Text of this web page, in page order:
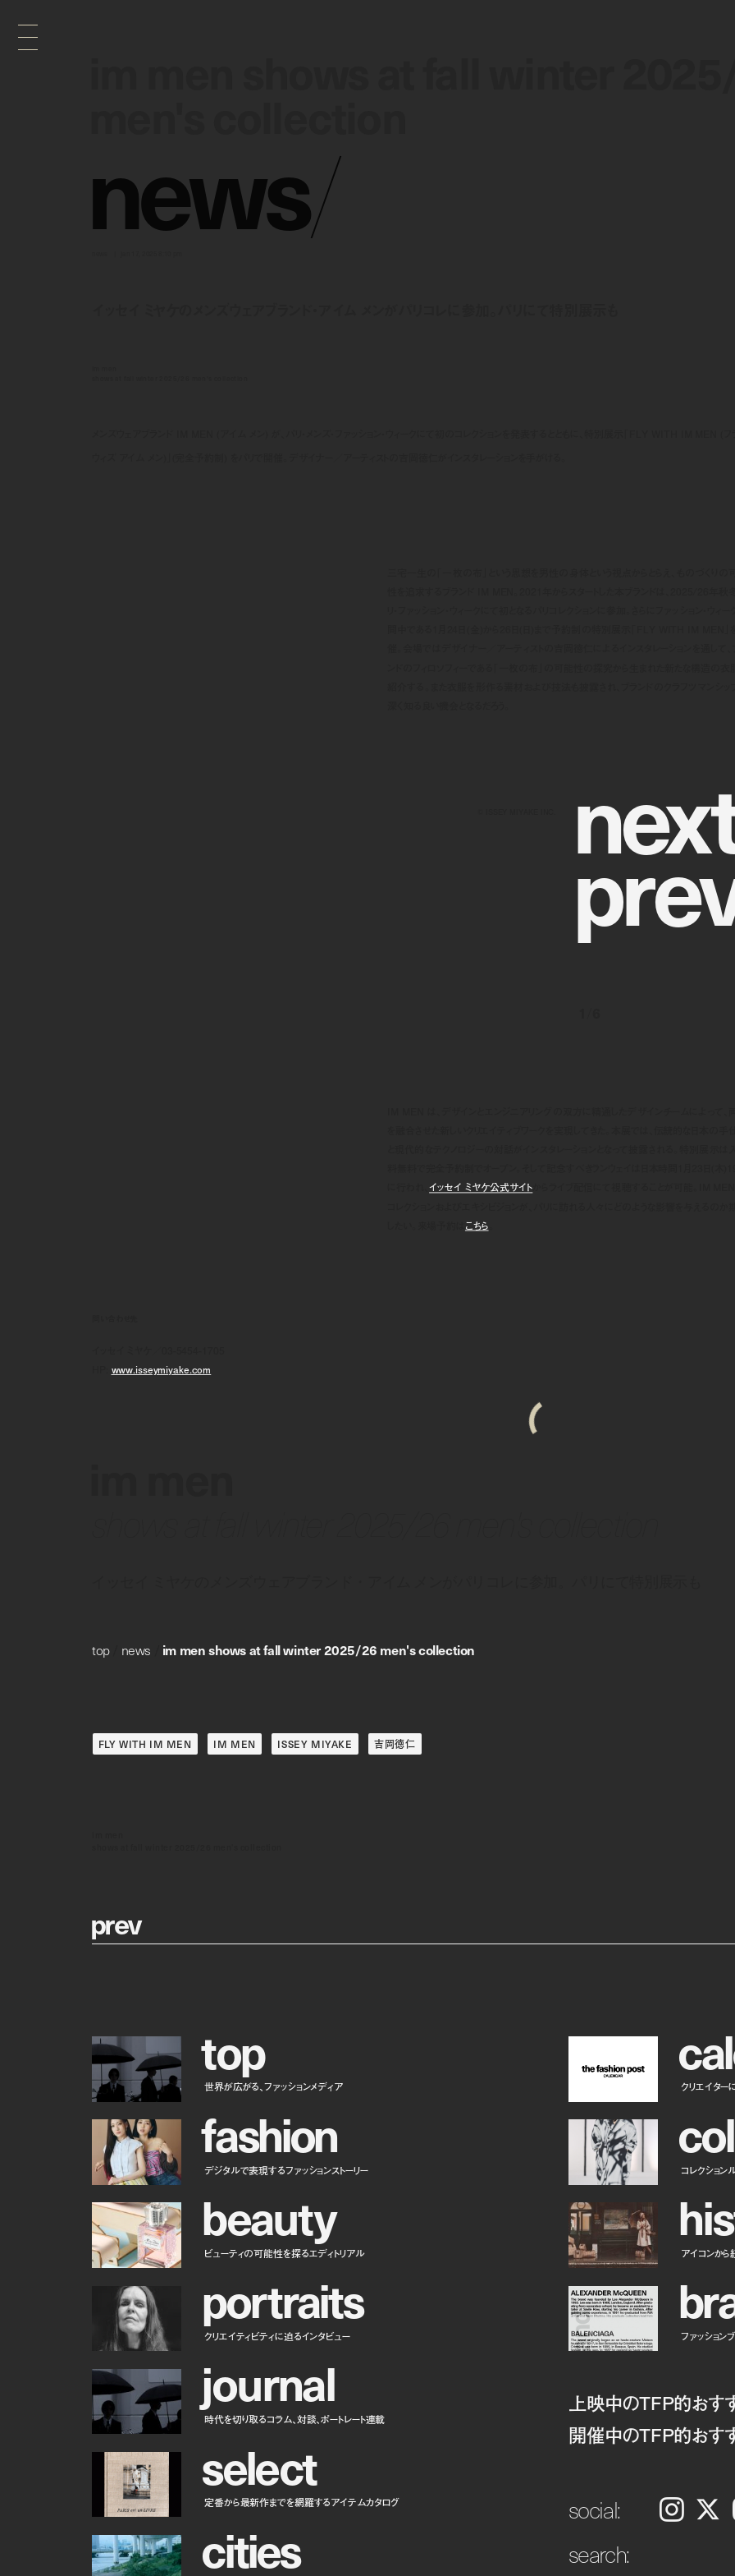
news/
nex
pre
に行われ、イッセイ ミヤケ公式サイト
こちら
www.isseymiyake.com
top/ news im men shows at fall winter 2025/26 men's collection
FLY WITH IM MEN IM MEN ISSEY MIYAKE 吉岡徳仁
prev
top
世界が広がる、ファッションメディア
fashion
デジタルで表現するファッションストーリー
beauty
ビューティの可能性を探るエディトリアル
portraits
クリエイティビティに迫るインタビュー
journal
時代を切り取るコラム、対談、ポートレート連載
select
定番から最新作までを網羅するアイテムカタログ
cities
cal
クリエイター
col
コレクション
his
アイコンから
br
ファッション
上映中のTFP的おす
開催中のTFP的おす
social: Instagram 𝕏
search: